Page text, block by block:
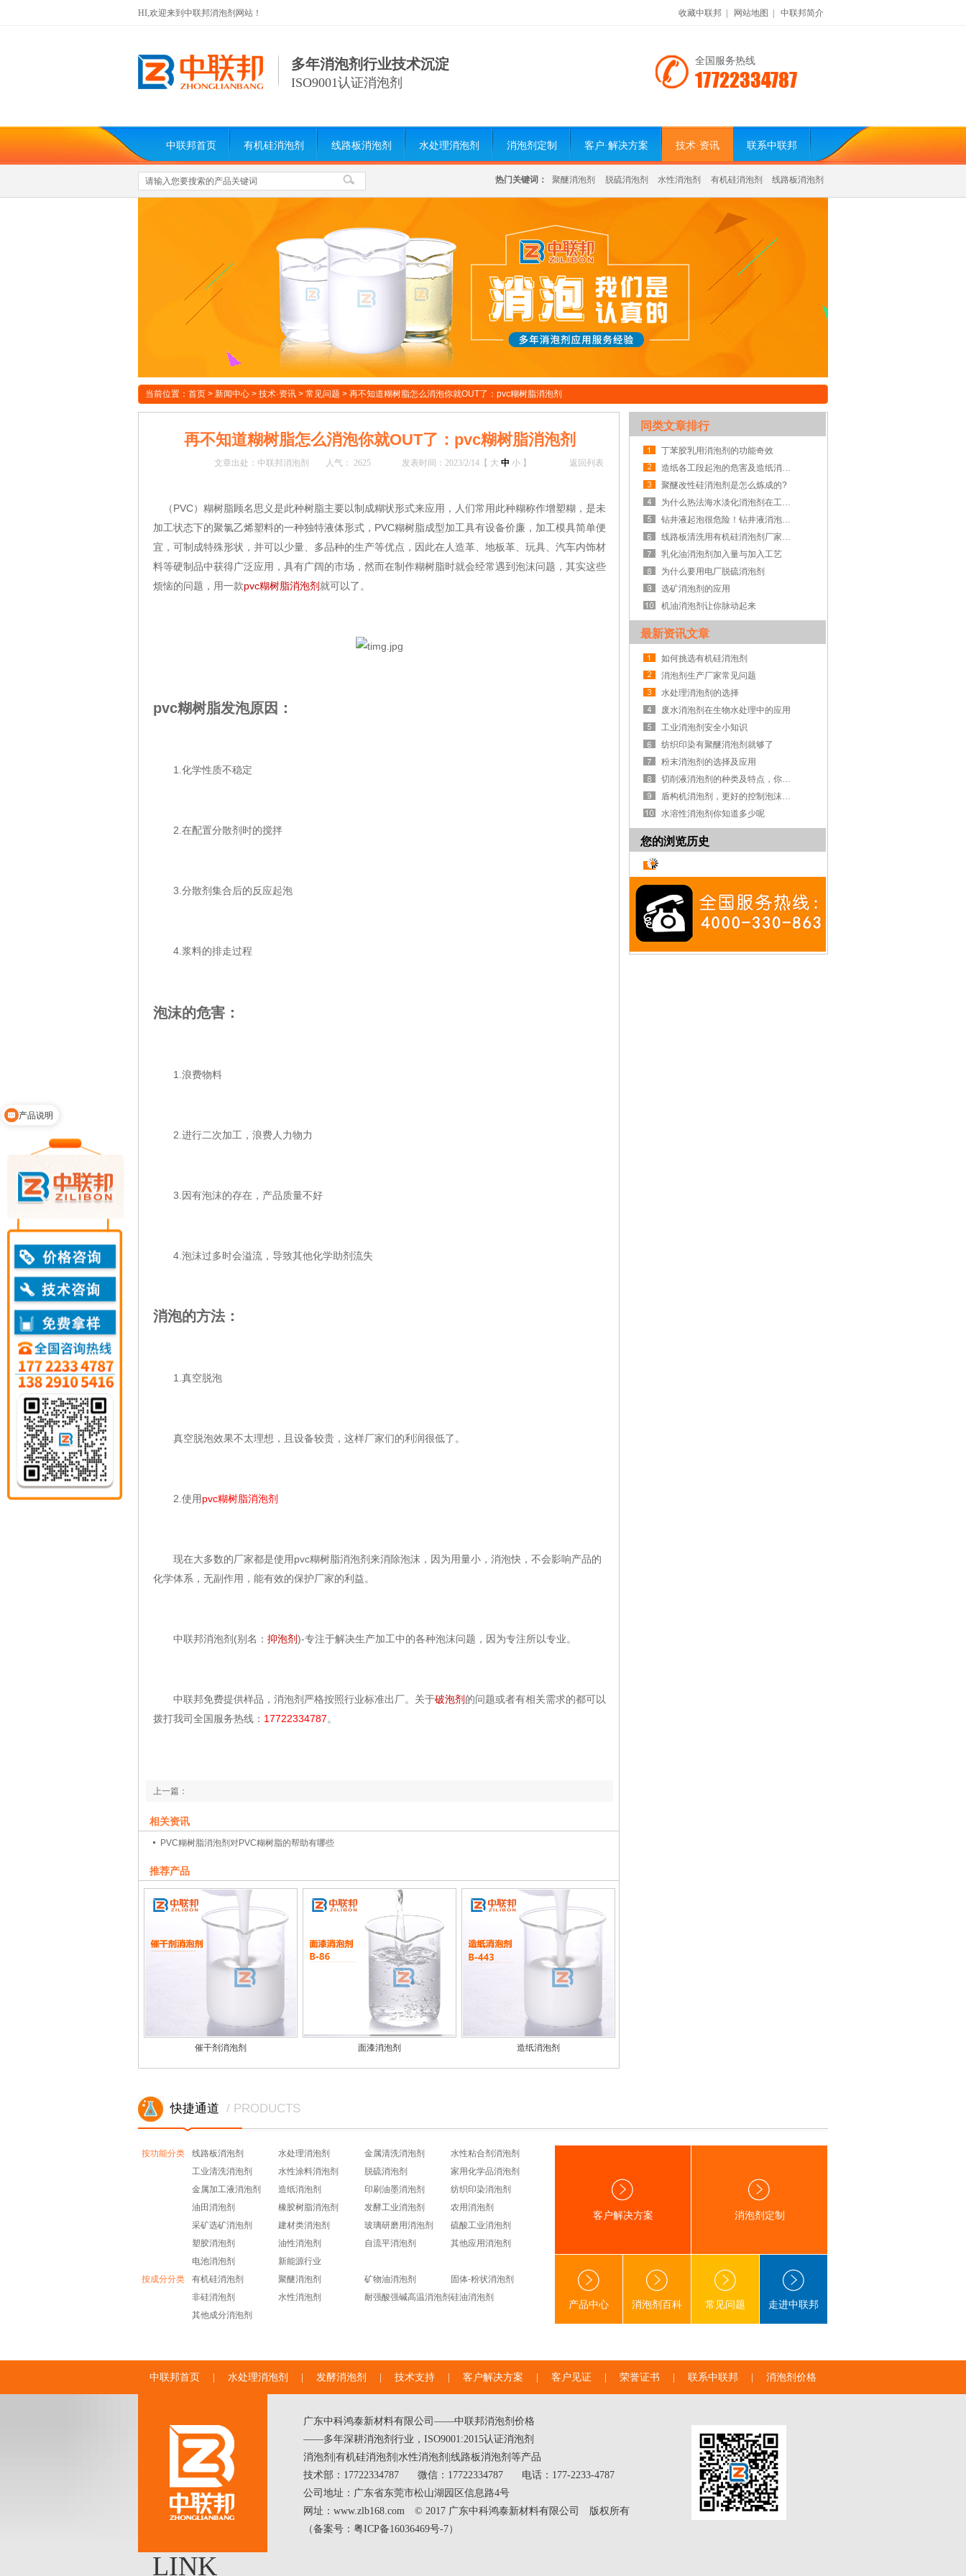
收藏中联邦 网站地图 中联邦简介
HI,欢迎来到中联邦消泡剂网站！
多年消泡剂行业技术沉淀
ISO9001认证消泡剂
全国服务热线
17722334787
中联邦首页 有机硅消泡剂 线路板消泡剂 水处理消泡剂 消泡剂定制 客户·解决方案 技术·资讯 联系中联邦
热门关键词： 聚醚消泡剂 脱硫消泡剂 水性消泡剂 有机硅消泡剂 线路板消泡剂
当前位置： 首页 > 新闻中心 > 技术·资讯 > 常见问题 > 再不知道糊树脂怎么消泡你就OUT了：pvc糊树脂消泡剂
再不知道糊树脂怎么消泡你就OUT了：pvc糊树脂消泡剂
文章出处：中联邦消泡剂 人气： 2625 发表时间：2023/2/14【 大 中 小 】 返回列表
（PVC）糊树脂顾名思义是此种树脂主要以制成糊状形式来应用，人们常用此种糊称作增塑糊，是未
加工状态下的聚氯乙烯塑料的一种独特液体形式，PVC糊树脂成型加工具有设备价廉，加工模具简单便
宜，可制成特殊形状，并可以少量、多品种的生产等优点，因此在人造革、地板革、玩具、汽车内饰材
料等硬制品中获得广泛应用，具有广阔的市场，然而在制作糊树脂时就会经常遇到泡沫问题，其实这些
烦恼的问题，用一款pvc糊树脂消泡剂就可以了。
pvc糊树脂发泡原因：
1.化学性质不稳定
2.在配置分散剂时的搅拌
3.分散剂集合后的反应起泡
4.浆料的排走过程
泡沫的危害：
1.浪费物料
2.进行二次加工，浪费人力物力
3.因有泡沫的存在，产品质量不好
4.泡沫过多时会溢流，导致其他化学助剂流失
消泡的方法：
1.真空脱泡
真空脱泡效果不太理想，且设备较贵，这样厂家们的利润很低了。
2.使用pvc糊树脂消泡剂
现在大多数的厂家都是使用pvc糊树脂消泡剂来消除泡沫，因为用量小，消泡快，不会影响产品的
化学体系，无副作用，能有效的保护厂家的利益。
中联邦消泡剂(别名： 抑泡剂)-专注于解决生产加工中的各种泡沫问题，因为专注所以专业。
中联邦免费提供样品，消泡剂严格按照行业标准出厂。关于破泡剂 的问题或者有相关需求的都可以
拨打我司全国服务热线： 17722334787。
上一篇：
下一篇：
相关资讯
PVC糊树脂消泡剂对PVC糊树脂的帮助有哪些
推荐产品
催干剂消泡剂 面漆消泡剂 造纸消泡剂
同类文章排行
丁苯胶乳用消泡剂的功能奇效
造纸各工段起泡的危害及造纸消泡剂综合解决方案
聚醚改性硅消泡剂是怎么炼成的?
为什么热法海水淡化消泡剂在工业中如此受用？
钻井液起泡很危险！钻井液消泡剂帮你解除危机
线路板清洗用有机硅消泡剂厂家为您解决泡沫难题
乳化油消泡剂加入量与加入工艺
为什么要用电厂脱硫消泡剂
选矿消泡剂的应用
机油消泡剂让你脉动起来
最新资讯文章
如何挑选有机硅消泡剂
消泡剂生产厂家常见问题
水处理消泡剂的选择
废水消泡剂在生物水处理中的应用
工业消泡剂安全小知识
纺织印染有聚醚消泡剂就够了
粉末消泡剂的选择及应用
切削液消泡剂的种类及特点，你知道吗？
盾构机消泡剂，更好的控制泡沫系统
水溶性消泡剂你知道多少呢
您的浏览历史
快捷通道 / PRODUCTS
按功能分类 线路板消泡剂 水处理消泡剂 金属清洗消泡剂
水性粘合剂消泡剂
工业清洗消泡剂
水性涂料消泡剂 脱硫消泡剂
家用化学品消泡剂
金属加工液消泡剂
造纸消泡剂 印刷油墨消泡剂
纺织印染消泡剂
油田消泡剂
橡胶树脂消泡剂 发酵工业消泡剂
农用消泡剂
采矿选矿消泡剂
建材类消泡剂 玻璃研磨用消泡剂
硫酸工业消泡剂
塑胶消泡剂
油性消泡剂 自流平消泡剂
其他应用消泡剂
电池消泡剂
新能源行业
按成分分类
有机硅消泡剂 聚醚消泡剂 矿物油消泡剂
固体-粉状消泡剂
非硅消泡剂
水性消泡剂 耐强酸强碱高温消泡剂 硅油消泡剂
其他成分消泡剂
客户解决方案 消泡剂定制
产品中心 消泡剂百科 常见问题 走进中联邦
中联邦首页 水处理消泡剂 发酵消泡剂 技术支持 客户解决方案 客户见证 荣誉证书 联系中联邦 消泡剂价格
广东中科鸿泰新材料有限公司——中联邦消泡剂价格
——多年深耕消泡剂行业，ISO9001:2015认证消泡剂
消泡剂 有机硅消泡剂 水性消泡剂 |线路板消泡剂等产品
技术部：17722334787
微信：17722334787
电话：177-2233-4787
公司地址：广东省东莞市松山湖园区信息路4号
网址：www.zlb168.com © 2017 广东中科鸿泰新材料有限公司 版权所有
（备案号： 粤ICP备16036469号-7）
LINK
产品说明